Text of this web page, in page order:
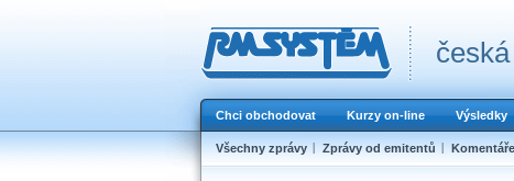
Chci obchodovat Kurzy on-line Výsledky
Všechny zprávy Zprávy od emitentů